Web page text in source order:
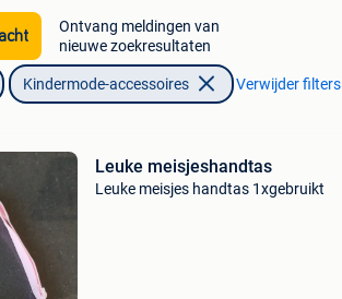
Ontvang meldingen van
nieuwe zoekresultaten
Kindermode-accessoires Verwijder filters
Leuke meisjeshandtas
Leuke meisjes handtas 1xgebruikt